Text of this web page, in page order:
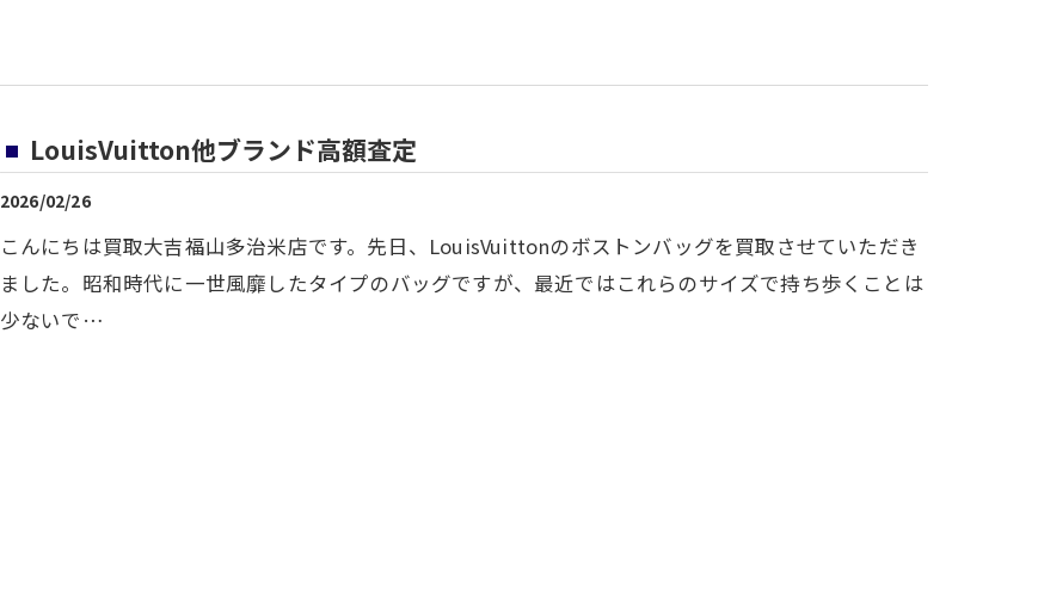
LouisVuitton他ブランド高額査定
2026/02/26
こんにちは買取大吉福山多治米店です。先日、LouisVuittonのボストンバッグを買取させていただき
ました。昭和時代に一世風靡したタイプのバッグですが、最近ではこれらのサイズで持ち歩くことは
少ないで…